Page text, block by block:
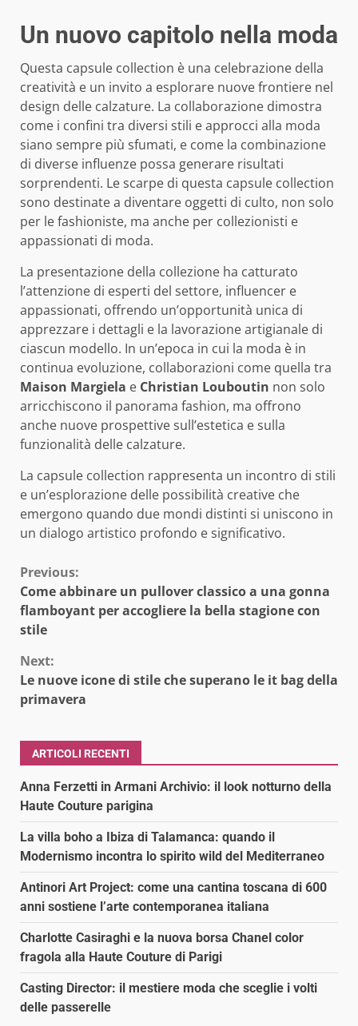
Un nuovo capitolo nella moda
Questa capsule collection è una celebrazione della
creatività e un invito a esplorare nuove frontiere nel
design delle calzature. La collaborazione dimostra
come i confini tra diversi stili e approcci alla moda
siano sempre più sfumati, e come la combinazione
di diverse influenze possa generare risultati
sorprendenti. Le scarpe di questa capsule collection
sono destinate a diventare oggetti di culto, non solo
per le fashioniste, ma anche per collezionisti e
appassionati di moda.
La presentazione della collezione ha catturato
l’attenzione di esperti del settore, influencer e
appassionati, offrendo un’opportunità unica di
apprezzare i dettagli e la lavorazione artigianale di
ciascun modello. In un’epoca in cui la moda è in
continua evoluzione, collaborazioni come quella tra
Maison Margiela e Christian Louboutin non solo
arricchiscono il panorama fashion, ma offrono
anche nuove prospettive sull’estetica e sulla
funzionalità delle calzature.
La capsule collection rappresenta un incontro di stili
e un’esplorazione delle possibilità creative che
emergono quando due mondi distinti si uniscono in
un dialogo artistico profondo e significativo.
Continue
Reading
Previous:
Come abbinare un pullover classico a una gonna
flamboyant per accogliere la bella stagione con
stile
Next:
Le nuove icone di stile che superano le it bag della
primavera
ARTICOLI RECENTI
Anna Ferzetti in Armani Archivio: il look notturno della
Haute Couture parigina
La villa boho a Ibiza di Talamanca: quando il
Modernismo incontra lo spirito wild del Mediterraneo
Antinori Art Project: come una cantina toscana di 600
anni sostiene l’arte contemporanea italiana
Charlotte Casiraghi e la nuova borsa Chanel color
fragola alla Haute Couture di Parigi
Casting Director: il mestiere moda che sceglie i volti
delle passerelle